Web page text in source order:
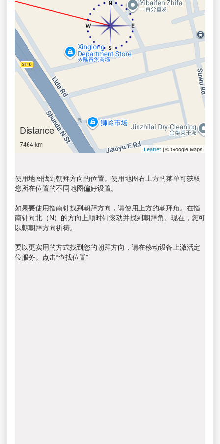
Distance
7464 km
Leaflet | © Google Maps
使用地图找到朝拜方向的位置。使用地图右上方的菜单可获取
您所在位置的不同地图偏好设置。
如果要使用指南针找到朝拜方向，请使用上方的朝拜角。在指
南针向北（N）的方向上顺时针滚动并找到朝拜角。现在，您可
以朝朝拜方向祈祷。
要以更实用的方式找到您的朝拜方向，请在移动设备上激活定
位服务。点击“查找位置”